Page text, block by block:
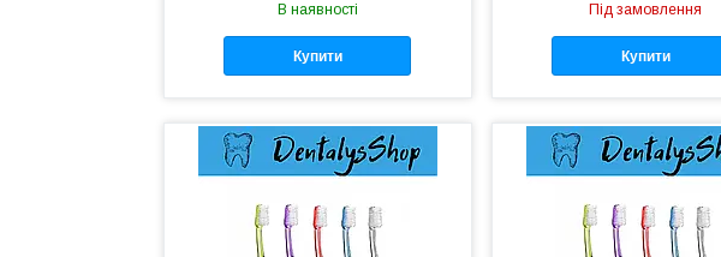
В наявності
Купити
Під замовлення
Купити